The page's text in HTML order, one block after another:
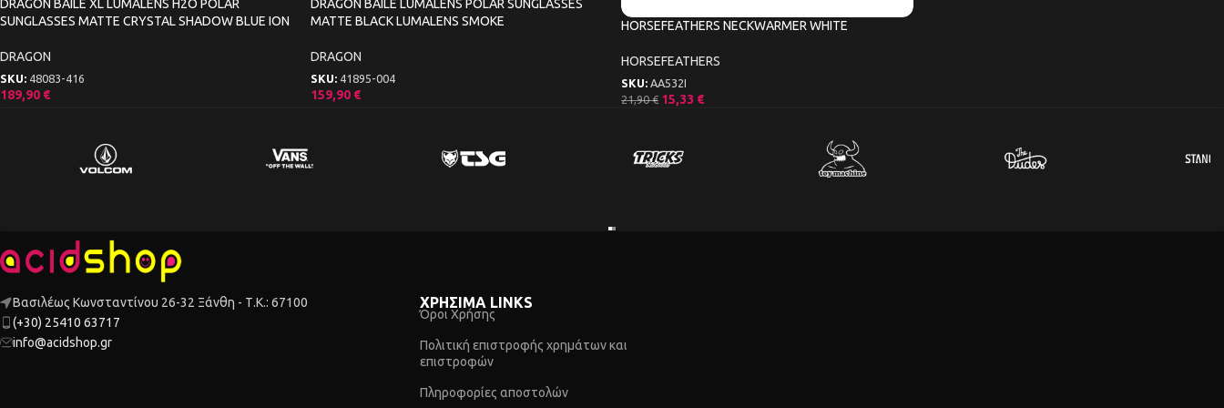
DRAGON BAILE XL LUMALENS H2O POLAR
SUNGLASSES MATTE CRYSTAL SHADOW BLUE ION
DRAGON
SKU: 48083-416
189,90 €
DRAGON BAILE LUMALENS POLAR SUNGLASSES
MATTE BLACK LUMALENS SMOKE
DRAGON
SKU: 41895-004
159,90 €
HORSEFEATHERS NECKWARMER WHITE
HORSEFEATHERS
SKU: AA532I
21,90€ 15,33 €
Βασιλέως Κωνσταντίνου 26-32 Ξάνθη - Τ.Κ.: 67100
(+30) 25410 63717
info@acidshop.gr
ΧΡΗΣΙΜΑ LINKS
Όροι Χρήσης
Πολιτική επιστροφής χρημάτων και
επιστροφών
Πληροφορίες αποστολών